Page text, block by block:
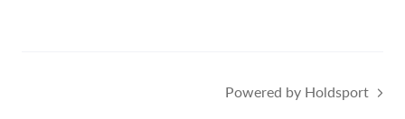
Powered by Holdsport